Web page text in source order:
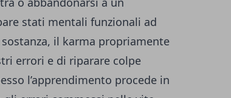
stati mentali funzionali ad
il karma propriamente
errori e di riparare colpe
l’apprendimento procede in